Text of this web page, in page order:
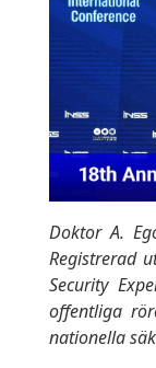
Doktor A.
Registrerad
Security
offentliga
nationella